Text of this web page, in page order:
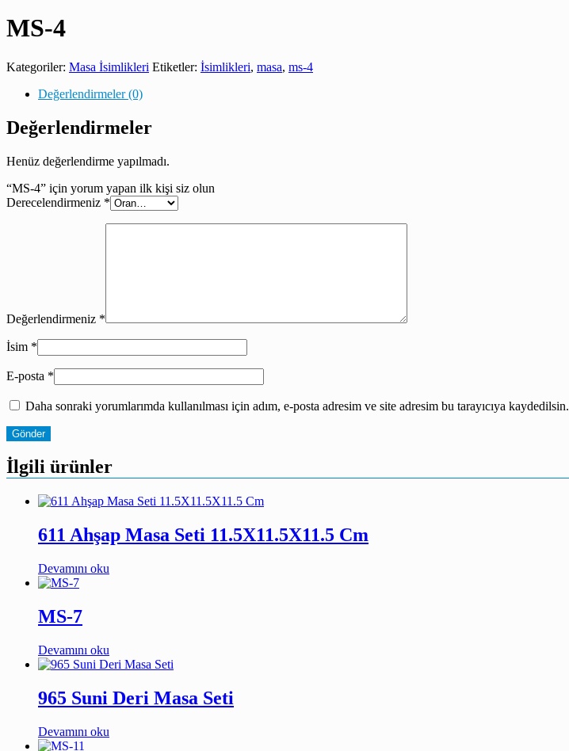
MS-4
Kategoriler: Masa İsimlikleri Etiketler: İsimlikleri, masa, ms-4
Değerlendirmeler (0)
Değerlendirmeler
Henüz değerlendirme yapılmadı.
“MS-4” için yorum yapan ilk kişi siz olun
Derecelendirmeniz *
Değerlendirmeniz *
İsim *
E-posta *
Daha sonraki yorumlarımda kullanılması için adım, e-posta adresim ve site adresim bu tarayıcıya kaydedilsin.
İlgili ürünler
611 Ahşap Masa Seti 11.5X11.5X11.5 Cm
Devamını oku
MS-7
Devamını oku
965 Suni Deri Masa Seti
Devamını oku